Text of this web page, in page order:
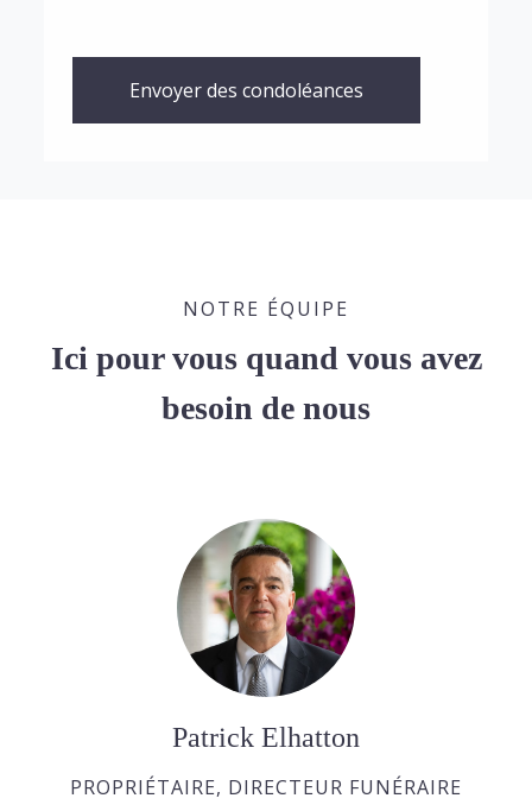
Envoyer des condoléances
NOTRE ÉQUIPE
Ici pour vous quand vous avez
besoin de nous
Patrick Elhatton
PROPRIÉTAIRE, DIRECTEUR FUNÉRAIRE